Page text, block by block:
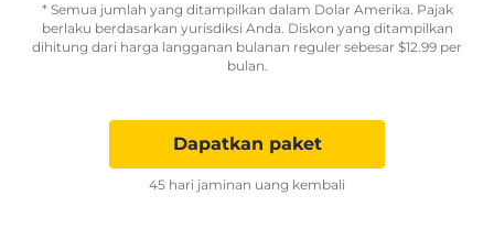
* Semua jumlah yang ditampilkan dalam Dolar Amerika. Pajak
berlaku berdasarkan yurisdiksi Anda. Diskon yang ditampilkan
dihitung dari harga langganan bulanan reguler sebesar $12.99 per
bulan.
Dapatkan paket
45 hari jaminan uang kembali